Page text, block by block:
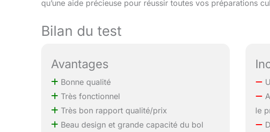
qu’une aide précieuse pour réussir toutes vos préparations
Bilan du test
Avantages
Bonne qualité
Très fonctionnel
Très bon rapport qualité/prix
Beau design et grande capacité du bol
le